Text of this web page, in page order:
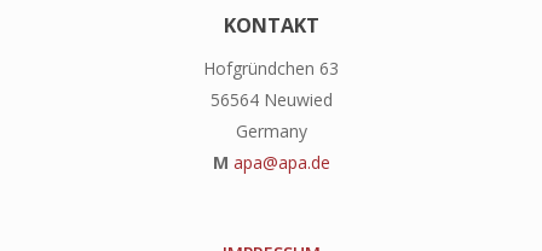
KONTAKT
Hofgründchen 63
56564 Neuwied
Germany
M apa@apa.de